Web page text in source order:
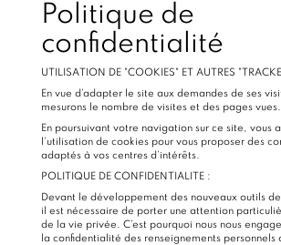
Politique de
confidentialité
UTILISATION DE "COOKIES" ET AUTRES
En vue d’adapter le site aux demandes de ses
mesurons le nombre de visites et des pages vues.
En poursuivant votre navigation sur ce site, vous
l’utilisation de cookies pour vous proposer des
adaptés à vos centres d’intérêts.
POLITIQUE DE CONFIDENTIALITE :
Devant le développement des nouveaux outils
il est nécessaire de porter une attention
de la vie privée. C’est pourquoi nous nous
la confidentialité des renseignements personnels